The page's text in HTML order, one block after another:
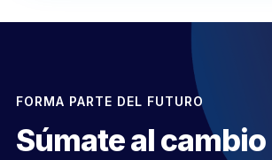
FORMA PARTE DEL FUTURO
Súmate al cambio